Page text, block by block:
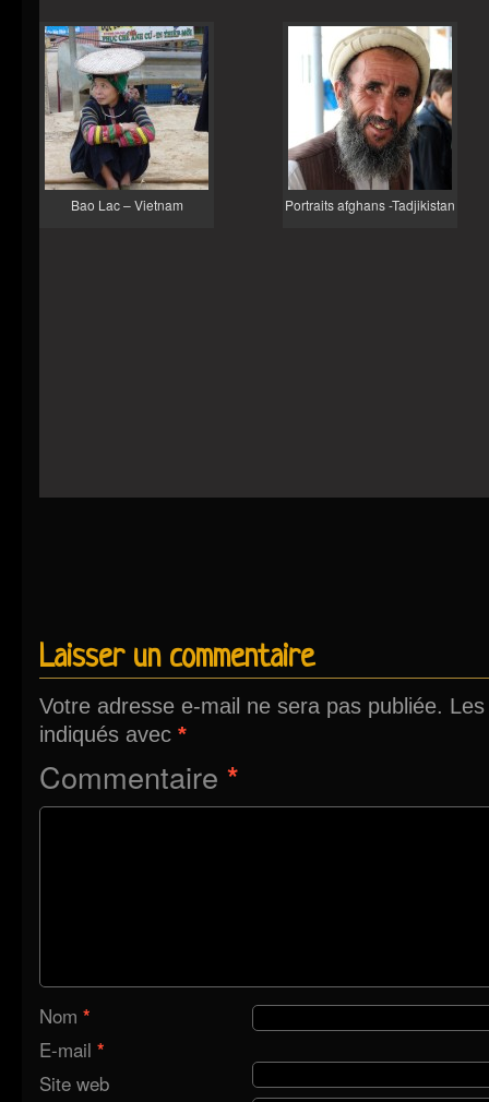
Bao Lac – Vietnam Portraits afghans -Tadjikistan
Laisser un commentaire
Votre adresse e-mail ne sera pas publiée.
indiqués avec *
Commentaire *
Nom *
E-mail *
Site web